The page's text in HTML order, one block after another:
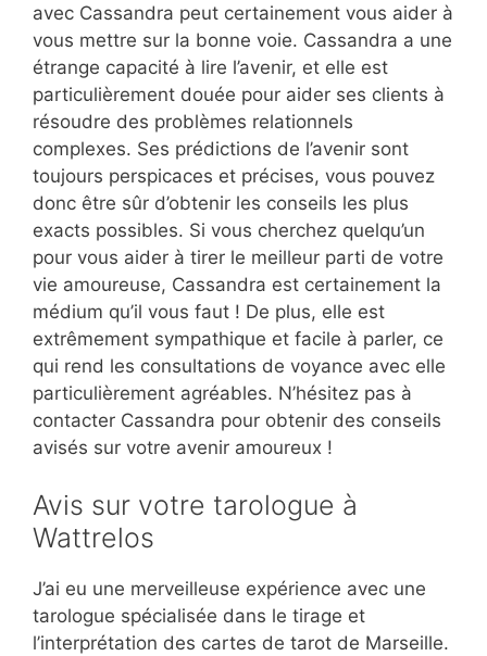
avec Cassandra peut certainement vous aider à
vous mettre sur la bonne voie. Cassandra a une
étrange capacité à lire l’avenir, et elle est
particulièrement douée pour aider ses clients à
résoudre des problèmes relationnels
complexes. Ses prédictions de l’avenir sont
toujours perspicaces et précises, vous pouvez
donc être sûr d’obtenir les conseils les plus
exacts possibles. Si vous cherchez quelqu’un
pour vous aider à tirer le meilleur parti de votre
vie amoureuse, Cassandra est certainement la
médium qu’il vous faut ! De plus, elle est
extrêmement sympathique et facile à parler, ce
qui rend les consultations de voyance avec elle
particulièrement agréables. N’hésitez pas à
contacter Cassandra pour obtenir des conseils
avisés sur votre avenir amoureux !
Avis sur votre tarologue à
Wattrelos
J’ai eu une merveilleuse expérience avec une
tarologue spécialisée dans le tirage et
l’interprétation des cartes de tarot de Marseille.